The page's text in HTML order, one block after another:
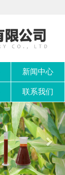
新闻中心
联系我们